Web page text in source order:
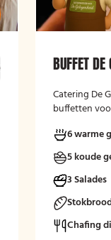
BUFFET DE
Catering De
buffetten
moment.
6 warme
5 koude
3 Salades
Chafing